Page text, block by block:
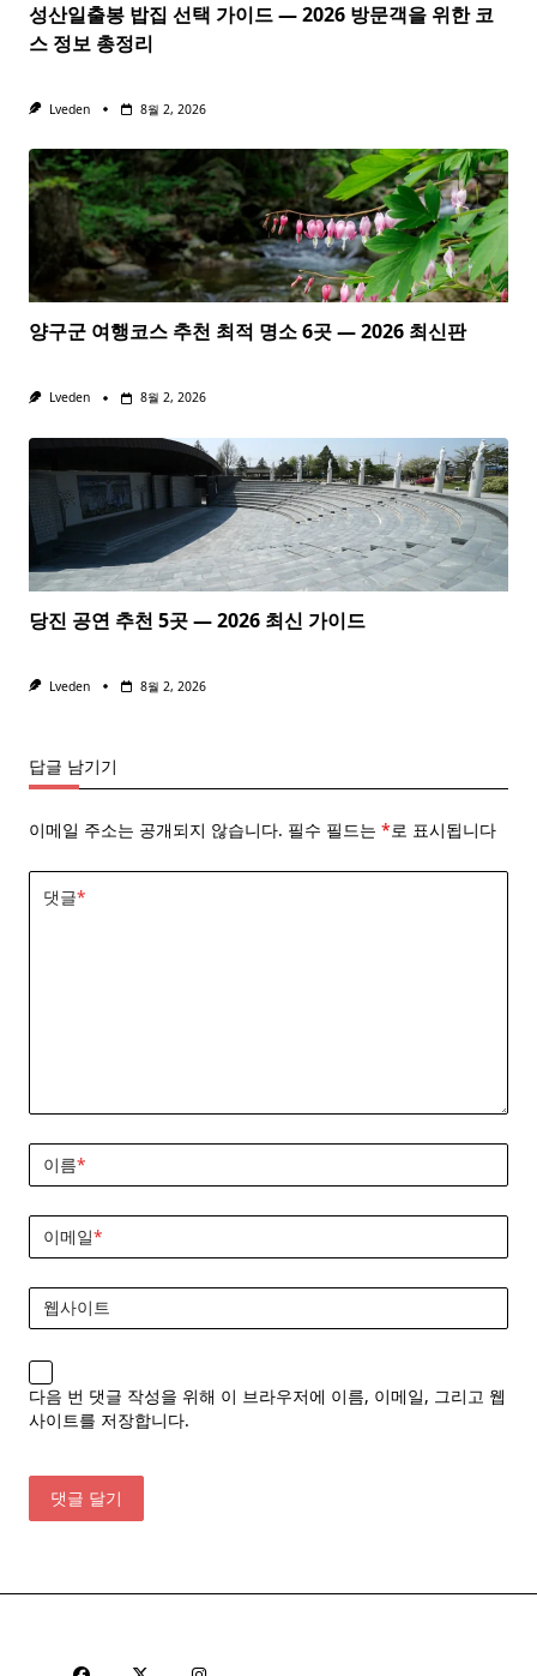
성산일출봉 밥집 선택 가이드 — 2026 방문객을 위한 코
스 정보 총정리
Lveden 8월 2, 2026
양구군 여행코스 추천 최적 명소 6곳 — 2026 최신판
Lveden 8월 2, 2026
당진 공연 추천 5곳 — 2026 최신 가이드
Lveden 8월 2, 2026
답글 남기기
이메일 주소는 공개되지 않습니다. 필수 필드는 *로 표시됩니다
댓글*
이름*
이메일*
웹사이트
다음 번 댓글 작성을 위해 이 브라우저에 이름, 이메일, 그리고 웹
사이트를 저장합니다.